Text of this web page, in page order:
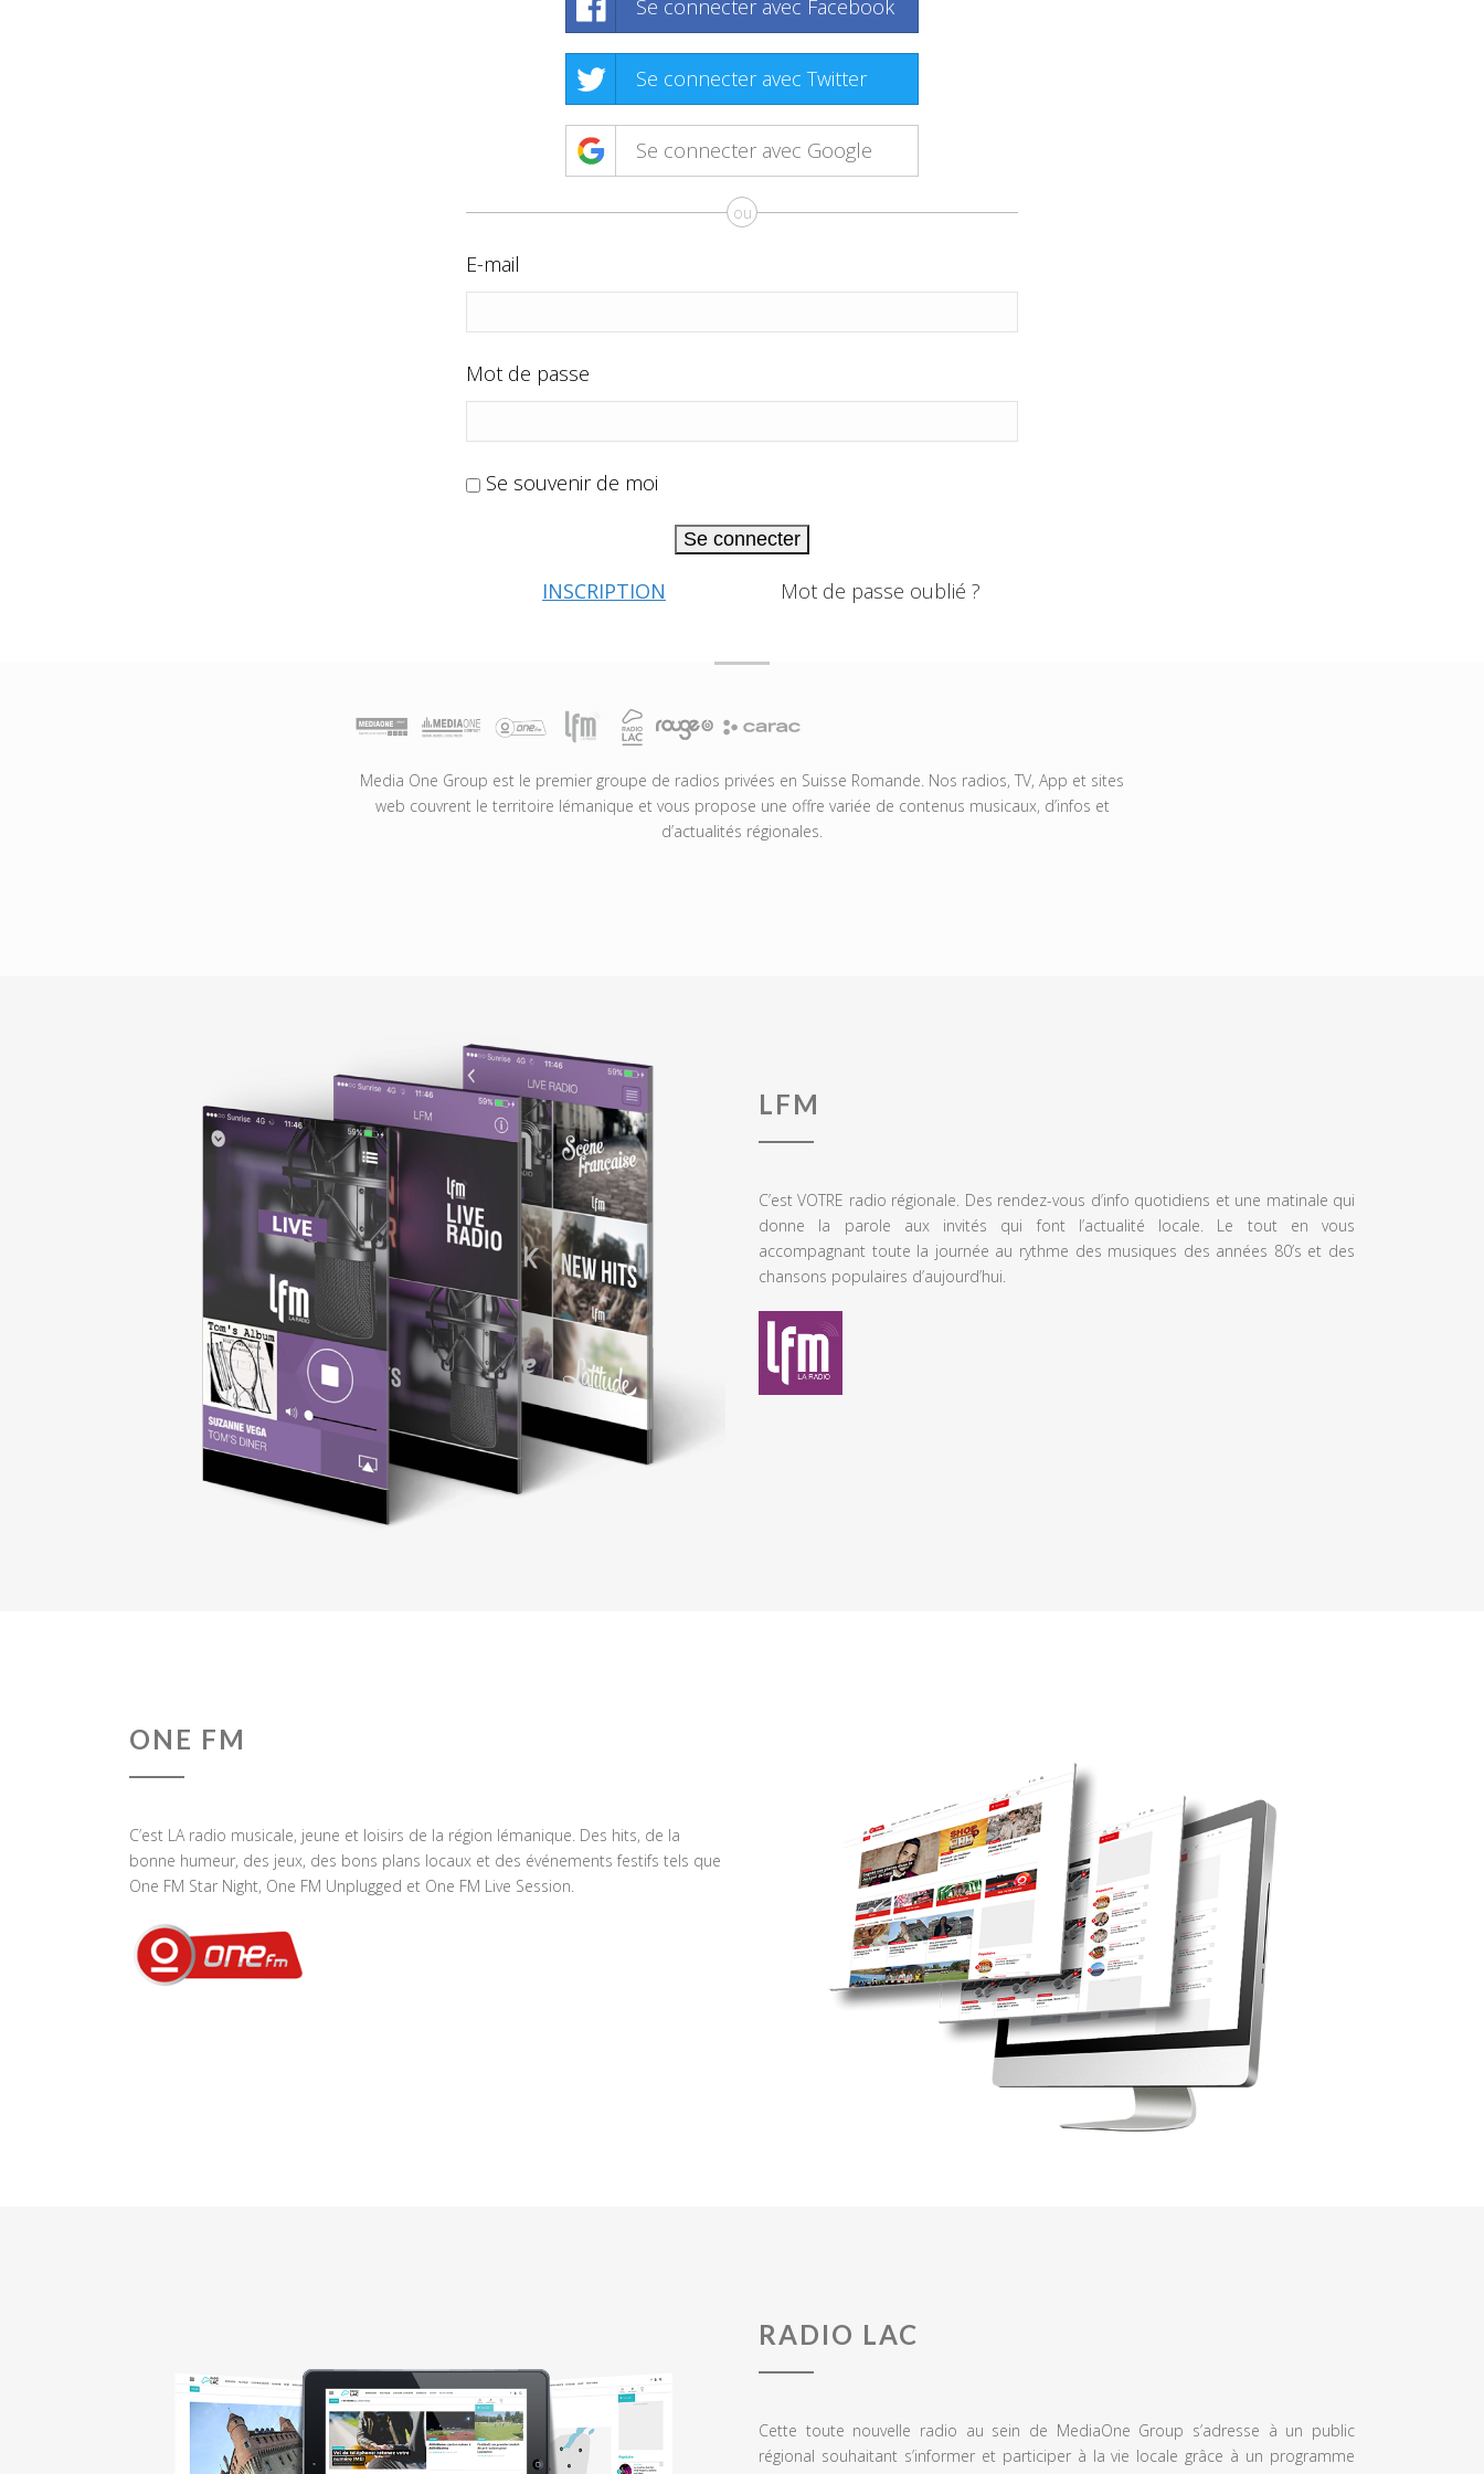
Se connecter avec Facebook
Se connecter avec Twitter
Se connecter avec Google
ou
E-mail
Mot de passe
Se souvenir de moi
Se connecter
INSCRIPTION Mot de passe oublié ?
Media One Group est le premier groupe de radios privées en Suisse Romande. Nos radios, TV, App et sites
web couvrent le territoire lémanique et vous propose une offre variée de contenus musicaux, d’infos et
d’actualités régionales.
LFM
C’est VOTRE radio régionale. Des rendez-vous d’info quotidiens et une matinale qui
donne la parole aux invités qui font l’actualité locale. Le tout en vous
accompagnant toute la journée au rythme des musiques des années 80’s et des
chansons populaires d’aujourd’hui.
ONE FM
C’est LA radio musicale, jeune et loisirs de la région lémanique. Des hits, de la
bonne humeur, des jeux, des bons plans locaux et des événements festifs tels que
One FM Star Night, One FM Unplugged et One FM Live Session.
RADIO LAC
Cette toute nouvelle radio au sein de MediaOne Group s’adresse à un public
régional souhaitant s’informer et participer à la vie locale grâce à un programme